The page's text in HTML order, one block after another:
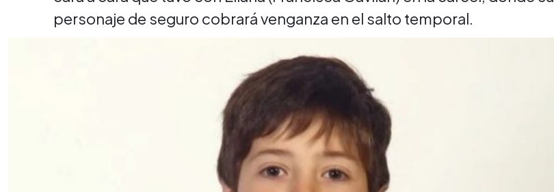
personaje de seguro cobrará venganza en el salto temporal.